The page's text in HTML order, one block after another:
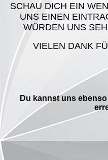
SCHAU DICH EIN
UNS EINEN
WÜRDEN UNS
VIELEN DANK
Du kannst uns